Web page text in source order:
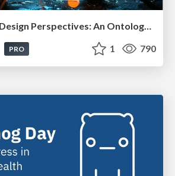
PRO 1 790